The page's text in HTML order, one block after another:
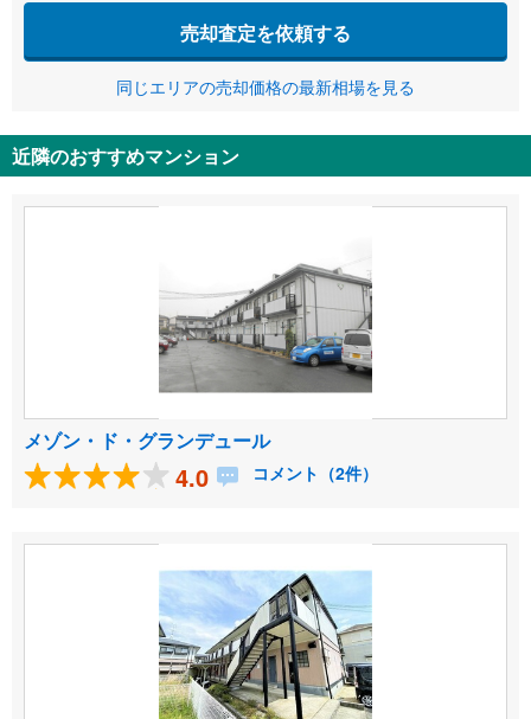
売却査定を依頼する
同じエリアの売却価格の最新相場を見る
近隣のおすすめマンション
メゾン・ド・グランデュール
4.0 コメント（2件）